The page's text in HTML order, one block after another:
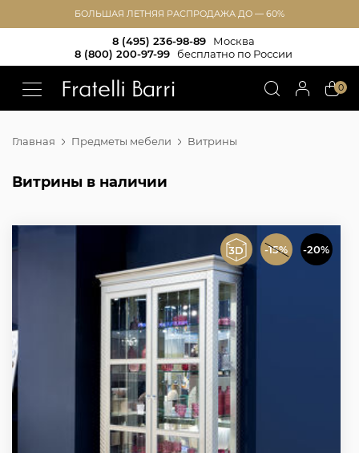
БОЛЬШАЯ ЛЕТНЯЯ РАСПРОДАЖА ДО — 60%
8 (495) 236-98-89
Москва
8 (800) 200-97-99
бесплатно по России
0
Главная Предметы мебели Витрины
Витрины в наличии
-15% -20%